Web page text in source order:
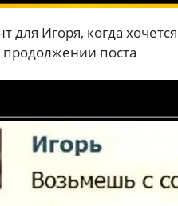
для Игоря, когда
поста